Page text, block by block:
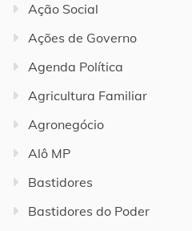
Ação Social
Ações de Governo
Agenda Política
Agricultura Familiar
Agronegócio
Alô MP
Bastidores
Bastidores do Poder